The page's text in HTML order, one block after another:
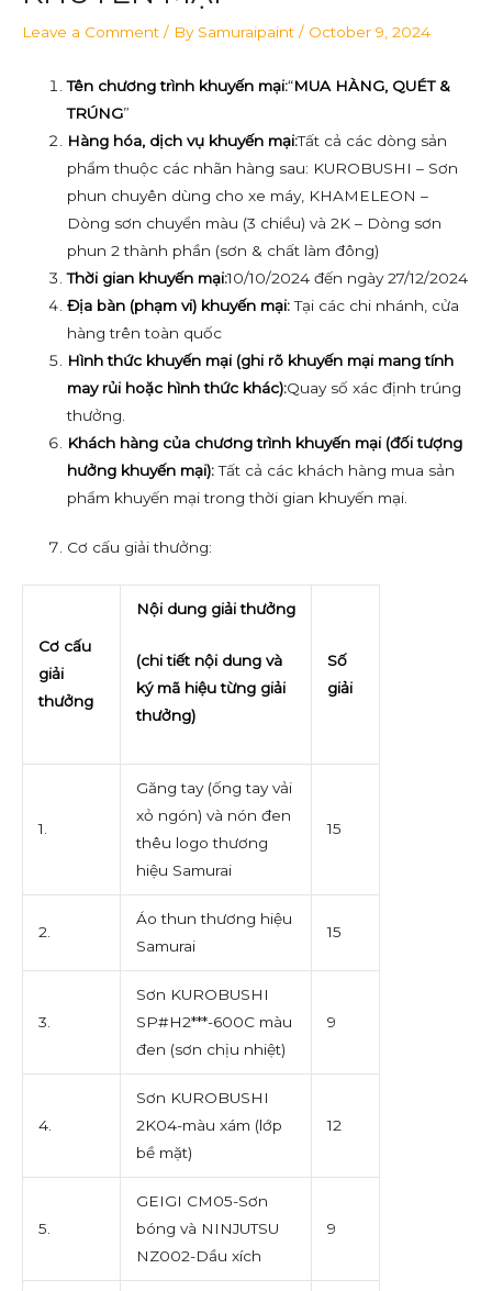
Leave a Comment / By Samuraipaint / October 9, 2024
Tên chương trình khuyến mại:“MUA HÀNG, QUÉT &
TRÚNG”
Hàng hóa, dịch vụ khuyến mại:Tất cả các dòng sản
phẩm thuộc các nhãn hàng sau: KUROBUSHI – Sơn
phun chuyên dùng cho xe máy, KHAMELEON –
Dòng sơn chuyển màu (3 chiều) và 2K – Dòng sơn
phun 2 thành phần (sơn & chất làm đông)
Thời gian khuyến mại:10/10/2024 đến ngày 27/12/2024
Địa bàn (phạm vi) khuyến mại:Tại các chi nhánh, cửa
hàng trên toàn quốc
Hình thức khuyến mại (ghi rõ khuyến mại mang tính
may rủi hoặc hình thức khác):Quay số xác định trúng
thưởng.
Khách hàng của chương trình khuyến mại (đối tượng
hưởng khuyến mại):Tất cả các khách hàng mua sản
phẩm khuyến mại trong thời gian khuyến mại.
Cơ cấu giải thưởng:
Cơ cấu
giải
thưởng
Nội dung giải thưởng
(chi tiết nội dung và
ký mã hiệu từng giải
thưởng)
Số
giải
1.
Găng tay (ống tay vải
xỏ ngón) và nón đen
thêu logo thương
hiệu Samurai
15
2.
Áo thun thương hiệu
Samurai
15
3.
Sơn KUROBUSHI
SP#H2***-600C màu
đen (sơn chịu nhiệt)
9
4.
Sơn KUROBUSHI
2K04-màu xám (lớp
bề mặt)
12
5.
GEIGI CM05-Sơn
bóng và NINJUTSU
NZ002-Dầu xích
9